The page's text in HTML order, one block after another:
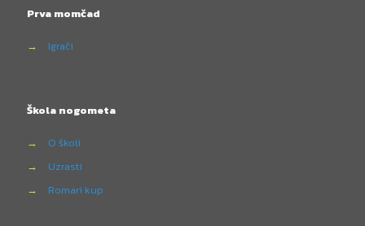
Prva momčad
→ Igrači
Škola nogometa
→
O školi
→
Uzrasti
→
Romari kup